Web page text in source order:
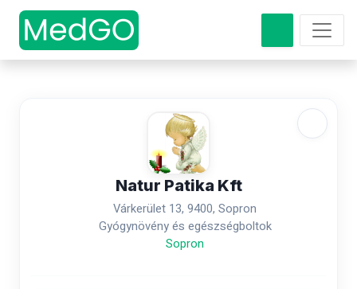
Natur Patika Kft
Várkerület 13, 9400, Sopron
Gyógynövény és egészségboltok
Sopron